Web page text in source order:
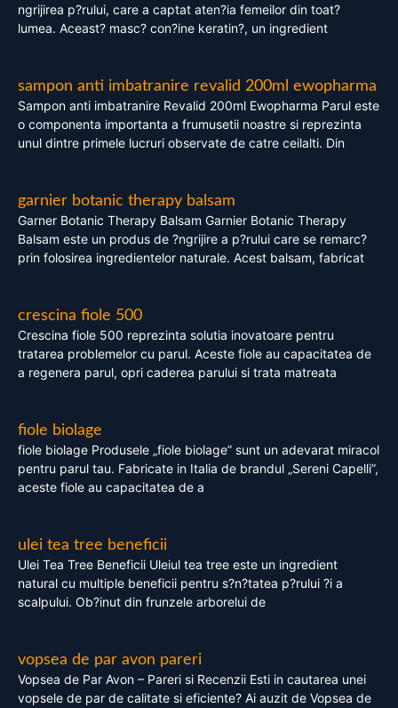
ngrijirea p?rului, care a captat aten?ia femeilor din toat?
lumea. Aceast? masc? con?ine keratin?, un ingredient
sampon anti imbatranire revalid 200ml ewopharma
Sampon anti imbatranire Revalid 200ml Ewopharma Parul este
o componenta importanta a frumusetii noastre si reprezinta
unul dintre primele lucruri observate de catre ceilalti. Din
garnier botanic therapy balsam
Garner Botanic Therapy Balsam Garnier Botanic Therapy
Balsam este un produs de ?ngrijire a p?rului care se remarc?
prin folosirea ingredientelor naturale. Acest balsam, fabricat
crescina fiole 500
Crescina fiole 500 reprezinta solutia inovatoare pentru
tratarea problemelor cu parul. Aceste fiole au capacitatea de
a regenera parul, opri caderea parului si trata matreata
fiole biolage
fiole biolage Produsele „fiole biolage” sunt un adevarat miracol
pentru parul tau. Fabricate in Italia de brandul „Sereni Capelli”,
aceste fiole au capacitatea de a
ulei tea tree beneficii
Ulei Tea Tree Beneficii Uleiul tea tree este un ingredient
natural cu multiple beneficii pentru s?n?tatea p?rului ?i a
scalpului. Ob?inut din frunzele arborelui de
vopsea de par avon pareri
Vopsea de Par Avon – Pareri si Recenzii Esti in cautarea unei
vopsele de par de calitate si eficiente? Ai auzit de Vopsea de